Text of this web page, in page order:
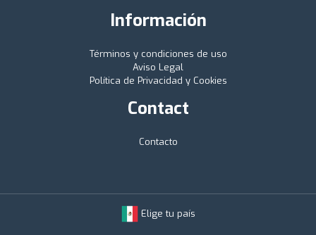
Información
Términos y condiciones de uso
Aviso Legal
Política de Privacidad y Cookies
Contact
Contacto
Elige tu país